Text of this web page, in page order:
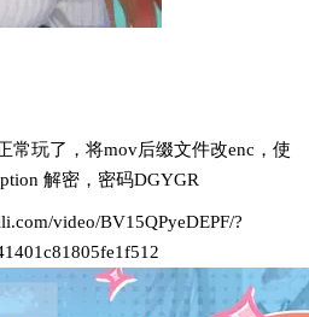
常玩了，将mov后缀文件改enc，使
解密，密码DGYGR
video/BV15QPyeDEPF/?